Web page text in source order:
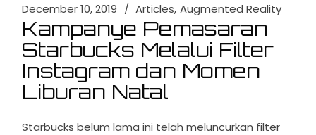
December 10, 2019 Articles Augmented Reality
Kampanye Pemasaran
Starbucks Melalui Filter
Instagram dan Momen
Liburan Natal
Starbucks belum lama ini telah meluncurkan filter